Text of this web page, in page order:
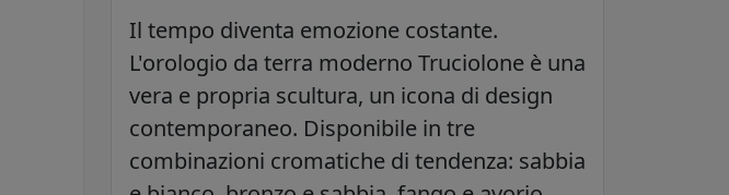
Il tempo diventa emozione costante.
L'orologio da terra moderno Truciolone è una
vera e propria scultura, un icona di design
contemporaneo. Disponibile in tre
combinazioni cromatiche di tendenza: sabbia